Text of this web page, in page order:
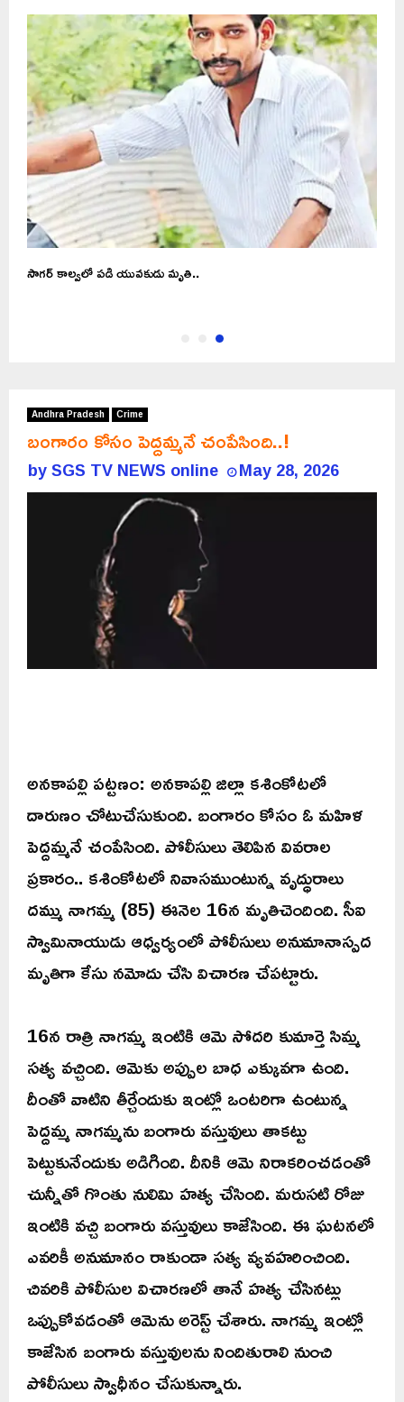
సాగర్ కాల్వలో పడి యువకుడు మృతి..
Andhra Pradesh Crime
బంగారం కోసం పెద్దమ్మనే చంపేసింది..!
bySGS TV NEWS online May 28, 2026
అనకాపల్లి పట్టణం: అనకాపల్లి జిల్లా కశింకోటలో
దారుణం చోటుచేసుకుంది. బంగారం కోసం ఓ మహిళ
పెద్దమ్మనే చంపేసింది. పోలీసులు తెలిపిన వివరాల
ప్రకారం.. కశింకోటలో నివాసముంటున్న వృద్ధురాలు
దమ్ము నాగమ్మ (85) ఈనెల 16న మృతిచెందింది. సీఐ
స్వామినాయుడు ఆధ్వర్యంలో పోలీసులు అనుమానాస్పద
మృతిగా కేసు నమోదు చేసి విచారణ చేపట్టారు.
16న రాత్రి నాగమ్మ ఇంటికి ఆమె సోదరి కుమార్తె సిమ్మ
సత్య వచ్చింది. ఆమెకు అప్పుల బాధ ఎక్కువగా ఉంది.
దీంతో వాటిని తీర్చేందుకు ఇంట్లో ఒంటరిగా ఉంటున్న
పెద్దమ్మ నాగమ్మను బంగారు వస్తువులు తాకట్టు
పెట్టుకునేందుకు అడిగింది. దీనికి ఆమె నిరాకరించడంతో
చున్నీతో గొంతు నులిమి హత్య చేసింది. మరుసటి రోజు
ఇంటికి వచ్చి బంగారు వస్తువులు కాజేసింది. ఈ ఘటనలో
ఎవరికీ అనుమానం రాకుండా సత్య వ్యవహరించింది.
చివరికి పోలీసుల విచారణలో తానే హత్య చేసినట్లు
ఒప్పుకోవడంతో ఆమెను అరెస్ట్ చేశారు. నాగమ్మ ఇంట్లో
కాజేసిన బంగారు వస్తువులను నిందితురాలి నుంచి
పోలీసులు స్వాధీనం చేసుకున్నారు.